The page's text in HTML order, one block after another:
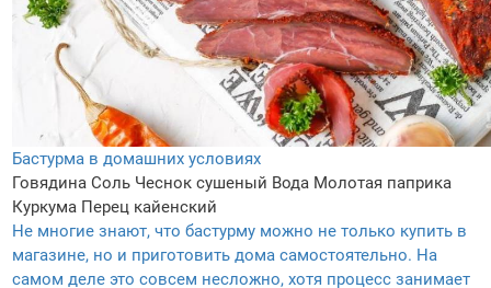
Бастурма в домашних условиях
Говядина Соль Чеснок сушеный Вода Молотая паприка
Куркума Перец кайенский
Не многие знают, что бастурму можно не только купить в
магазине, но и приготовить дома самостоятельно. На
самом деле это совсем несложно, хотя процесс занимает